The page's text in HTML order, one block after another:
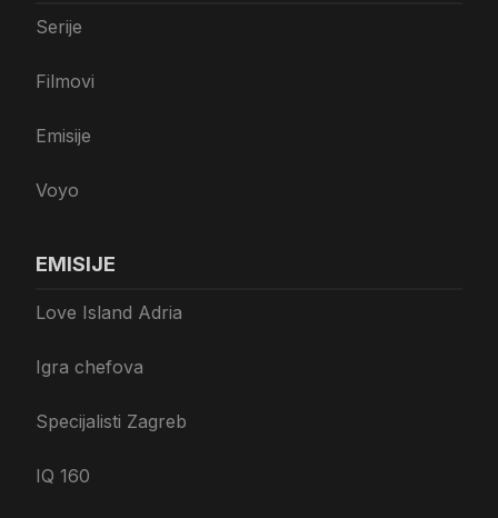
Serije
Filmovi
Emisije
Voyo
EMISIJE
Love Island Adria
Igra chefova
Specijalisti Zagreb
IQ 160